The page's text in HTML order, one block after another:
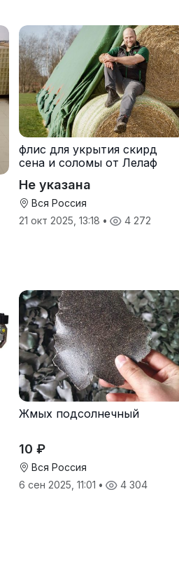
флис для укрытия скирд
сена и соломы от Лелаф
Не указана
Вся Россия
21 окт 2025, 13:18 • 4 272
Жмых подсолнечный
10 ₽
Вся Россия
6 сен 2025, 11:01 • 4 304